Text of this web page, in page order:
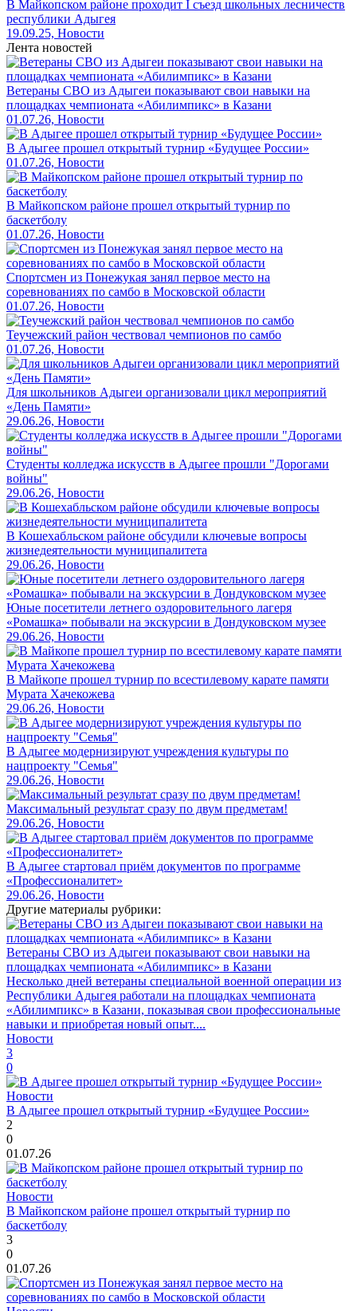
В Майкопском районе проходит I съезд школьных лесничеств
республики Адыгея
19.09.25, Новости
Лента новостей
Ветераны СВО из Адыгеи показывают свои навыки на
площадках чемпионата «Абилимпикс» в Казани
01.07.26, Новости
В Адыгее прошел открытый турнир «Будущее России»
01.07.26, Новости
В Майкопском районе прошел открытый турнир по
баскетболу
01.07.26, Новости
Спортсмен из Понежукая занял первое место на
соревнованиях по самбо в Московской области
01.07.26, Новости
Теучежский район чествовал чемпионов по самбо
01.07.26, Новости
Для школьников Адыгеи организовали цикл мероприятий
«День Памяти»
29.06.26, Новости
Студенты колледжа искусств в Адыгее прошли "Дорогами
войны"
29.06.26, Новости
В Кошехабльском районе обсудили ключевые вопросы
жизнедеятельности муниципалитета
29.06.26, Новости
Юные посетители летнего оздоровительного лагеря
«Ромашка» побывали на экскурсии в Дондуковском музее
29.06.26, Новости
В Майкопе прошел турнир по всестилевому карате памяти
Мурата Хачекожева
29.06.26, Новости
В Адыгее модернизируют учреждения культуры по
нацпроекту "Семья"
29.06.26, Новости
Максимальный результат сразу по двум предметам!
29.06.26, Новости
В Адыгее стартовал приём документов по программе
«Профессионалитет»
29.06.26, Новости
Другие материалы рубрики:
Ветераны СВО из Адыгеи показывают свои навыки на
площадках чемпионата «Абилимпикс» в Казани
Несколько дней ветераны специальной военной операции из
Республики Адыгея работали на площадках чемпионата
«Абилимпикс» в Казани, показывая свои профессиональные
навыки и приобретая новый опыт....
Новости
3
0
Новости
В Адыгее прошел открытый турнир «Будущее России»
2
0
01.07.26
Новости
В Майкопском районе прошел открытый турнир по
баскетболу
3
0
01.07.26